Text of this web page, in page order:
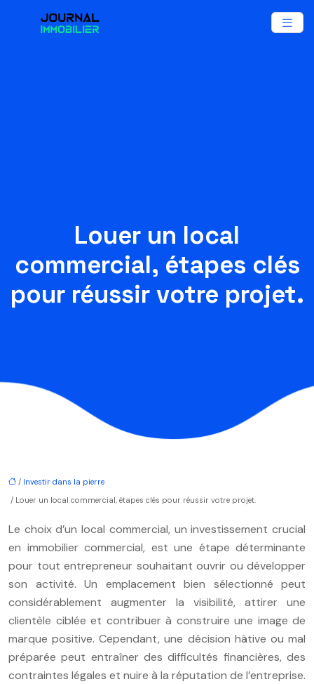
Louer un local
commercial, étapes clés
pour réussir votre projet.
/ Investir dans la pierre
/ Louer un local commercial, étapes clés pour réussir votre projet.
Le choix d’un local commercial, un investissement crucial
en immobilier commercial, est une étape déterminante
pour tout entrepreneur souhaitant ouvrir ou développer
son activité. Un emplacement bien sélectionné peut
considérablement augmenter la visibilité, attirer une
clientèle ciblée et contribuer à construire une image de
marque positive. Cependant, une décision hâtive ou mal
préparée peut entraîner des difficultés financières, des
contraintes légales et nuire à la réputation de l’entreprise.